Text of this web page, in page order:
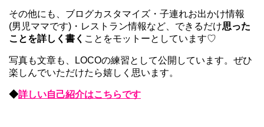
その他にも、ブログカスタマイズ・子連れお出かけ情報
(男児ママです)・レストラン情報など、できるだけ思った
ことを詳しく書く ことをモットーとしています♡
写真も文章も、LOCOの練習として公開しています。ぜひ
楽しんでいただけたら嬉しく思います。
◆詳しい自己紹介はこちらです